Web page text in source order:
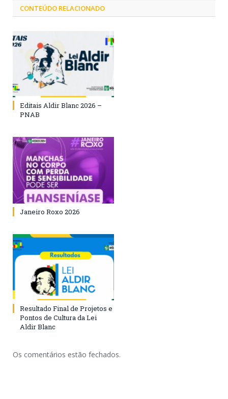
CONTEÚDO RELACIONADO
Editais Aldir Blanc 2026 –
PNAB
Janeiro Roxo 2026
Resultado Final de Projetos e
Pontos de Cultura da Lei
Aldir Blanc
Os comentários estão fechados.